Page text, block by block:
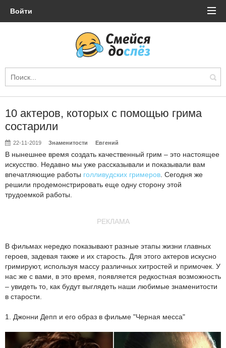
Войти
10 актеров, которых с помощью грима
состарили
22-11-2019 Знаменитости Евгений
В нынешнее время создать качественный грим – это настоящее
искусство. Недавно мы уже рассказывали и показывали вам
впечатляющие работы голливудских гримеров . Сегодня же
решили продемонстрировать еще одну сторону этой
трудоемкой работы.
РЕКЛАМА
В фильмах нередко показывают разные этапы жизни главных
героев, задевая также и их старость. Для этого актеров искусно
гримируют, используя массу различных хитростей и примочек. У
нас же с вами, в это время, появляется редкостная возможность
– увидеть то, как будут выглядеть наши любимые знаменитости
в старости.
1. Джонни Депп и его образ в фильме "Черная месса"